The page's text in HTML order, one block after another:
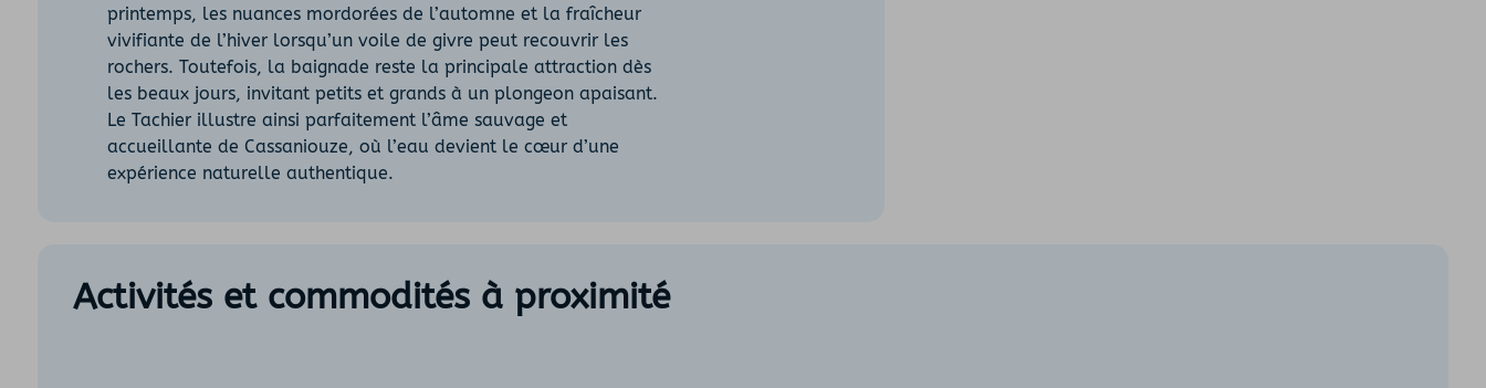
printemps, les nuances mordorées de l’automne et la fraîcheur
vivifiante de l’hiver lorsqu’un voile de givre peut recouvrir les
rochers. Toutefois, la baignade reste la principale attraction dès
les beaux jours, invitant petits et grands à un plongeon apaisant.
Le Tachier illustre ainsi parfaitement l’âme sauvage et
accueillante de Cassaniouze, où l’eau devient le cœur d’une
expérience naturelle authentique.
Activités et commodités à proximité